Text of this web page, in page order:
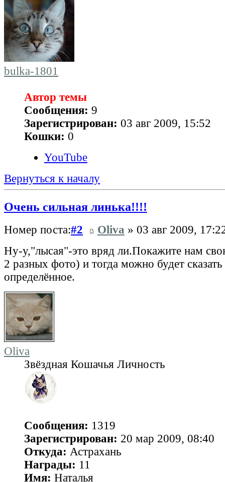
bulka-1801
Автор темы
Сообщения: 9
Зарегистрирован: 03 авг 2009, 15:52
Кошки: 0
YouTube
Вернуться к началу
Очень сильная линька!!!!
Номер поста:#2 Oliva » 03 авг 2009,
Ну-у,"лысая"-это вряд ли.Покажите нам
2 разных фото) и тогда можно будет
определённое.
Oliva
Звёздная Кошачья Личность
Сообщения: 1319
Зарегистрирован: 20 мар 2009, 08:40
Откуда: Астрахань
Награды: 11
Имя: Наталья